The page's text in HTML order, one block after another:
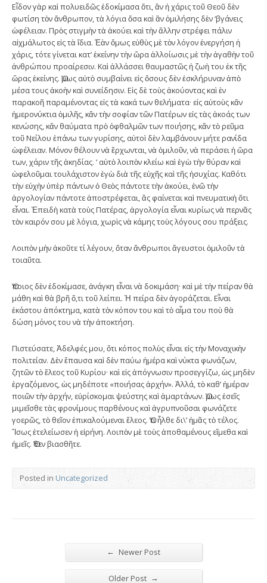
Εἶδον γὰρ καὶ πολυειδῶς ἐδοκίμασα ὅτι, ἂν ἡ χάρις τοῦ Θεοῦ δὲν
φωτίση τὸν ἄνθρωπον, τὰ λόγια ὅσα καὶ ἂν ὁμιλήσης δὲν ‘βγάνεις
ὠφέλειαν. Πρὸς στιγμὴν τὰ ἀκούει καὶ τὴν ἄλλην στρέφει πάλιν
αἰχμάλωτος εἰς τὰ ἴδια. Ἐὰν ὅμως εὐθὺς μὲ τὸν λόγον ἐνεργήση ἡ
χάρις, τότε γίνεται κατ’ ἐκείνην τὴν ὥρα ἀλλοίωσις μὲ τὴν ἀγαθὴν τοῦ
ἀνθρώπου προαίρεσιν. Καὶ ἀλλάσσει θαυμαστῶς ἡ ζωὴ του ἐκ τῆς
ὥρας ἐκείνης. Ὅμως αὐτὸ συμβαίνει εἰς ὅσους δὲν ἐσκλήρυναν ἀπὸ
μέσα τους ἀκοὴν καὶ συνείδησιν. Εἰς δὲ τοὺς ἀκούοντας καὶ ἐν
παρακοῆ παραμένοντας εἰς τὰ κακά των θελήματα· εἰς αὐτοὺς κἄν
ἡμερονύκτια ὁμιλῆς, κἄν τὴν σοφίαν τῶν Πατέρων εἰς τὰς ἀκοάς των
κενώσης, κἄν θαύματα πρὸ ὀφθαλμῶν των ποιήσης, κἄν τὸ ρεῦμα
τοῦ Νείλου ἐπάνω των γυρίσης, αὐτοὶ δὲν λαμβάνουν μήτε ρανίδα
ὠφέλειαν. Μόνον θέλουν νὰ ἔρχωνται, νὰ ὁμιλοῦν, νὰ περάσει ἡ ὥρα
των, χάριν τῆς ἀκηδίας. ‘ αὐτὸ λοιπὸν κλείω καὶ ἐγὼ τὴν θύραν καὶ
ὠφελοῦμαι τουλάχιστον ἐγὼ διὰ τῆς εὐχῆς καὶ τῆς ἡσυχίας. Καθότι
τὴν εὐχὴν ὑπὲρ πάντων ὁ Θεὸς πάντοτε τὴν ἀκούει, ἐνῶ τὴν
ἀργολογίαν πάντοτε ἀποστρέφεται, ἂς φαίνεται καὶ πνευματικὴ ὅτι
εἶναι. Ἐπειδὴ κατὰ τοὺς Πατέρας, ἀργολογία εἶναι κυρίως νὰ περνᾶς
τὸν καιρόν σου μὲ λόγια, χωρὶς νὰ κάμης τοὺς λόγους σου πράξεις.
Λοιπὸν μὴν ἀκοῦτε τί λέγουν, ὅταν ἄνθρωποι ἄγευστοι ὁμιλοῦν τὰ
τοιαῦτα.
Ὅποιος δὲν ἐδοκίμασε, ἀνάγκη εἶναι νὰ δοκιμάση· καὶ μὲ τὴν πείραν θὰ
μάθη καὶ θὰ βρῆ ὅ,τι τοῦ λείπει. Ἡ πείρα δὲν ἀγοράζεται. Εἶναι
ἑκάστου ἀπόκτημα, κατὰ τὸν κόπον του καὶ τὸ αἷμα του ποὺ θὰ
δώση μόνος του νὰ τὴν ἀποκτήση.
Πιστεύσατε, Ἀδελφές μου, ὅτι κόπος πολὺς εἶναι εἰς τὴν Μοναχικὴν
πολιτείαν. Δὲν ἔπαυσα καὶ δὲν παύω ἡμέρα καὶ νύκτα φωνάζων,
ζητῶν τὸ ἔλεος τοῦ Κυρίου· καὶ εἰς ἀπόγνωσιν προσεγγίζω, ὡς μηδὲν
ἐργαζόμενος, ὡς μηδέποτε «ποιήσας ἀρχήν». Ἀλλά, τὸ καθ’ ἡμέραν
ποιῶν τὴν ἀρχήν, εὑρίσκομαι ψεύστης καὶ ἁμαρτάνων. Ὅμως ἐσεῖς
μιμεῖσθε τὰς φρονίμους παρθένους καὶ ἀγρυπνοῦσαι φωνάζετε
γοερῶς, τὸ θεῖον ἐπικαλούμεναι ἔλεος. Ὅτι ἦλθε δι\’ ἡμᾶς τὸ τέλος.
Ἴσως ἐτελείωσεν ἡ εἰρήνη. Λοιπὸν μὲ τοὺς ἀποθαμένους εἴμεθα καὶ
ἡμεῖς. Ὅθεν βιασθῆτε.
Posted in Uncategorized
← Newer Post
Older Post →